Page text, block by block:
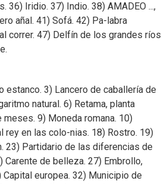
36) Iridio. 37) Indio. 38) AMADEO ...,
añal. 41) Sofá. 42) Pa-labra
correr. 47) Delfín de los grandes ríos
estanco. 3) Lancero de caballería de
natural. 6) Retama, planta
9) Moneda romana. 10)
rey en las colo-nias. 18) Rostro. 19)
23) Partidario de las diferencias de
de belleza. 27) Embrollo,
europea. 32) Municipio de